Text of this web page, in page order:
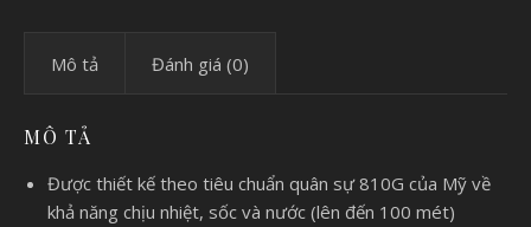
Mô tả Đánh giá (0)
MÔ TẢ
Được thiết kế theo tiêu chuẩn quân sự 810G của Mỹ về
khả năng chịu nhiệt, sốc và nước (lên đến 100 mét)